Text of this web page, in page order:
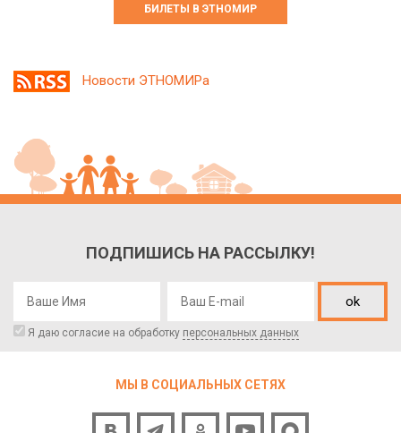
БИЛЕТЫ В ЭТНОМИР
Новости ЭТНОМИРа
ПОДПИШИСЬ НА РАССЫЛКУ!
ok
Я даю согласие на обработку персональных данных
МЫ В СОЦИАЛЬНЫХ СЕТЯХ